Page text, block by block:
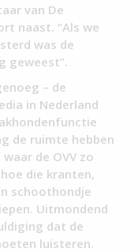
van De
naast. “Als we
was de
geweest”.
– de
in Nederland
de ruimte hebben
de OVV zo
die kranten,
schoothondje
Uitmondend
dat de
luisteren.